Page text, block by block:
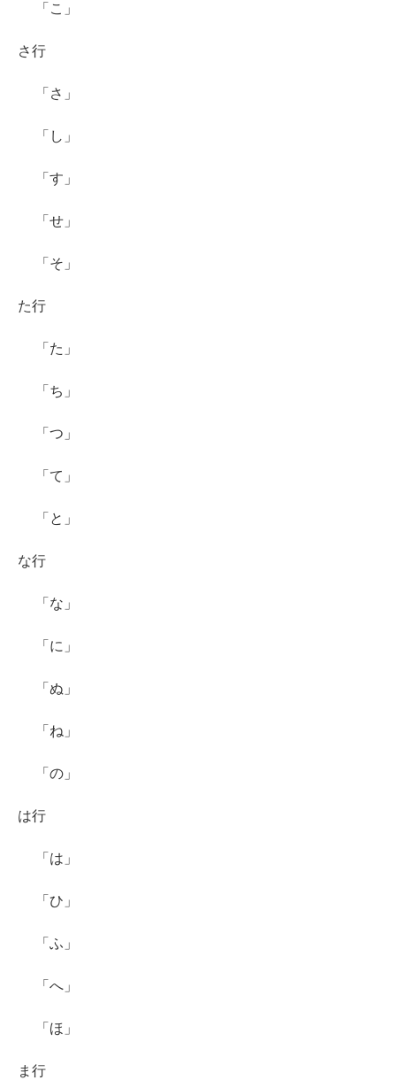
「こ」
さ行
「さ」
「し」
「す」
「せ」
「そ」
た行
「た」
「ち」
「つ」
「て」
「と」
な行
「な」
「に」
「ぬ」
「ね」
「の」
は行
「は」
「ひ」
「ふ」
「へ」
「ほ」
ま行